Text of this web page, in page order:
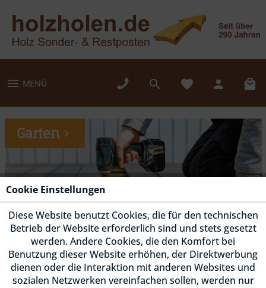
MENÜ
Garten
Fassade
Cookie Einstellungen
Diese Website benutzt Cookies, die für den technischen
Betrieb der Website erforderlich sind und stets gesetzt
werden. Andere Cookies, die den Komfort bei
Benutzung dieser Website erhöhen, der Direktwerbung
dienen oder die Interaktion mit anderen Websites und
sozialen Netzwerken vereinfachen sollen, werden nur